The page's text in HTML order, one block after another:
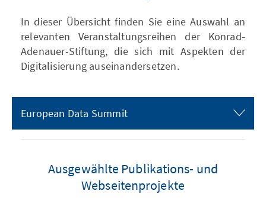
In dieser Übersicht finden Sie eine Auswahl an
relevanten Veranstaltungsreihen der Konrad-
Adenauer-Stiftung, die sich mit Aspekten der
Digitalisierung auseinandersetzen.
European Data Summit
Ausgewählte Publikations- und
Webseitenprojekte